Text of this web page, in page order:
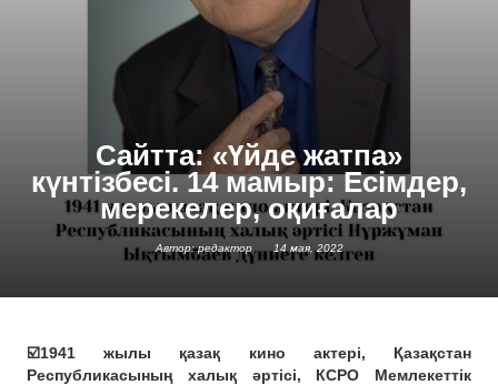
Сайтта: «Үйде жатпа»
күнтізбесі. 14 мамыр: Есімдер,
мерекелер, оқиғалар
Автор: редактор 14 мая, 2022
☑️1941 жылы қазақ кино актері, Қазақстан
Республикасының халық әртісі, КСРО Мемлекеттік